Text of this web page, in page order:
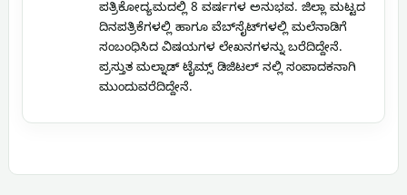
ಪತ್ರಿಕೋದ್ಯಮದಲ್ಲಿ 8 ವರ್ಷಗಳ ಅನುಭವ. ಜಿಲ್ಲಾ ಮಟ್ಟದ
ದಿನಪತ್ರಿಕೆಗಳಲ್ಲಿ ಹಾಗೂ ವೆಬ್‌ಸೈಟ್‌ಗಳಲ್ಲಿ ಮಲೆನಾಡಿಗೆ
ಸಂಬಂಧಿಸಿದ ವಿಷಯಗಳ ಲೇಖನಗಳನ್ನು ಬರೆದಿದ್ದೇನೆ.
ಪ್ರಸ್ತುತ ಮಲ್ನಾಡ್ ಟೈಮ್ಸ್ ಡಿಜಿಟಲ್ ನಲ್ಲಿ ಸಂಪಾದಕನಾಗಿ
ಮುಂದುವರೆದಿದ್ದೇನೆ.